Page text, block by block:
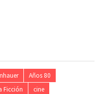
Años 80
Ficción
cine